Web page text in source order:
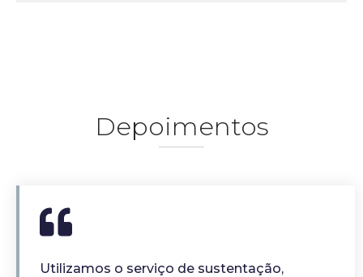
Depoimentos
Utilizamos o serviço de sustentação,